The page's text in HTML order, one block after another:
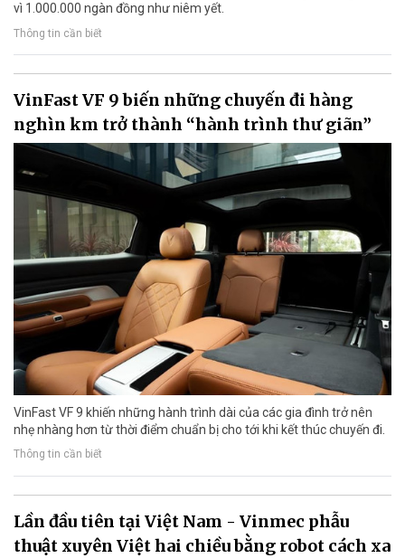
vì 1.000.000 ngàn đồng như niêm yết.
Thông tin cần biết
VinFast VF 9 biến những chuyến đi hàng
nghìn km trở thành “hành trình thư giãn”
VinFast VF 9 khiến những hành trình dài của các gia đình trở nên
nhẹ nhàng hơn từ thời điểm chuẩn bị cho tới khi kết thúc chuyến đi.
Thông tin cần biết
Lần đầu tiên tại Việt Nam - Vinmec phẫu
thuật xuyên Việt hai chiều bằng robot cách xa